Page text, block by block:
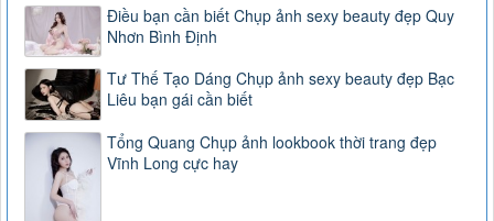
Điều bạn cần biết Chụp ảnh sexy beauty đẹp Quy
Nhơn Bình Định
Tư Thế Tạo Dáng Chụp ảnh sexy beauty đẹp Bạc
Liêu bạn gái cần biết
Tổng Quang Chụp ảnh lookbook thời trang đẹp
Vĩnh Long cực hay